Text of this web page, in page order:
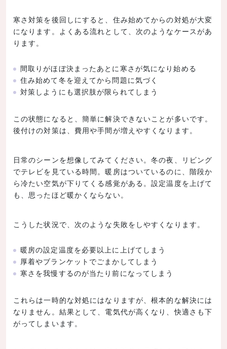
寒さ対策を後回しにすると、住み始めてからの対処が大変
になります。よくある流れとして、次のようなケースがあ
ります。
間取りがほぼ決まったあとに寒さが気になり始める
住み始めて冬を迎えてから問題に気づく
対策しようにも選択肢が限られてしまう
この状態になると、簡単に解決できないことが多いです。
後付けの対策は、費用や手間が増えやすくなります。
日常のシーンを想像してみてください。冬の夜、リビング
でテレビを見ている時間。暖房はついているのに、階段か
ら冷たい空気が下りてくる感覚がある。設定温度を上げて
も、思ったほど暖かくならない。
こうした状況で、次のような失敗をしやすくなります。
暖房の設定温度を必要以上に上げてしまう
厚着やブランケットでごまかしてしまう
寒さを我慢するのが当たり前になってしまう
これらは一時的な対処にはなりますが、根本的な解決には
なりません。結果として、電気代が高くなり、快適さも下
がってしまいます。